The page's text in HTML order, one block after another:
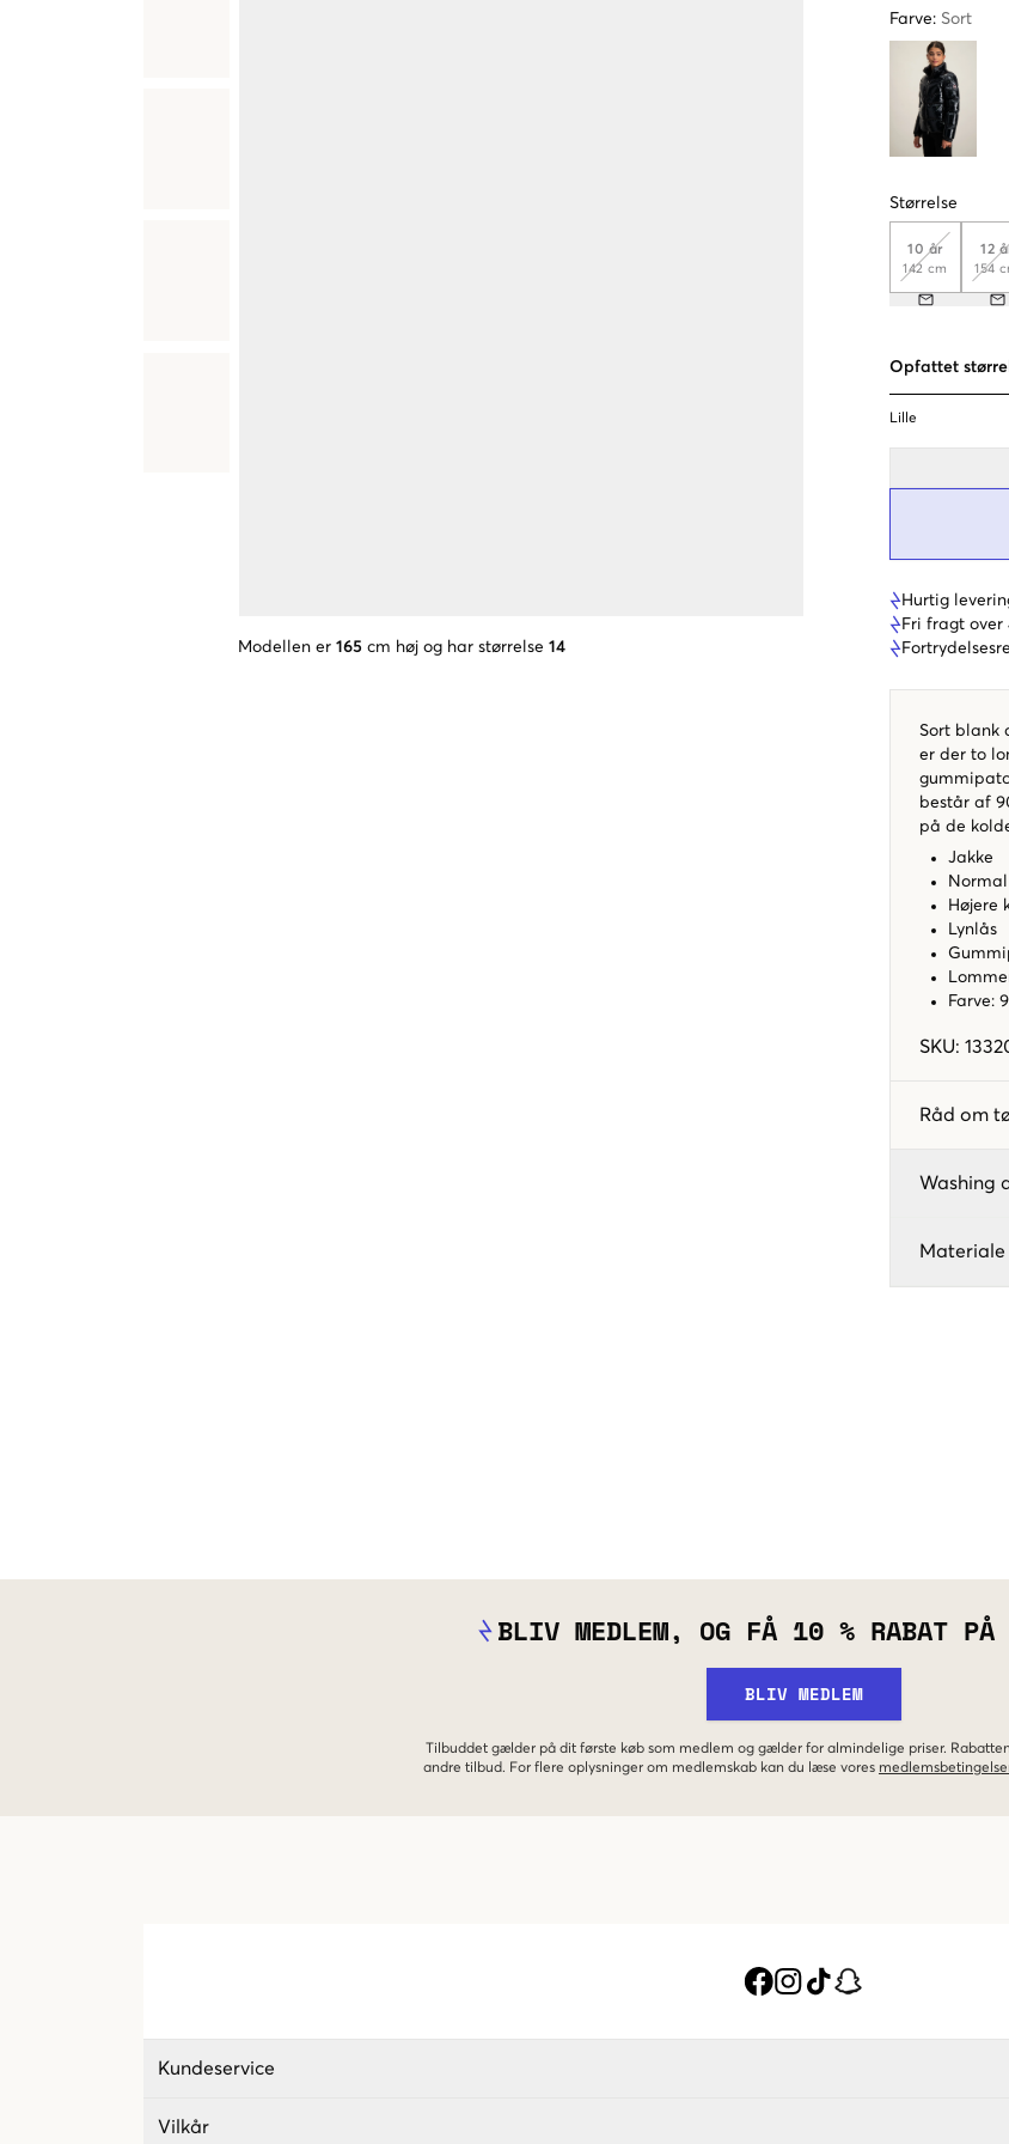
Modellen er 165 cm høj og har størrelse 14
Farve: Sort
Størrelse
10 år
142 cm
12
154
Opfattet
Lille
Hurtig
Fri fragt over
Sort blank
er der to
består af
på de
Jakke
Højere
Lynlås
Farve:
SKU:
Råd om
Washing
Materiale
BLIV MEDLEM, OG FÅ 10 % RABAT
BLIV MEDLEM
Tilbuddet gælder på dit første køb som medlem og gælder for almindelige priser.
andre tilbud. For flere oplysninger om medlemskab kan du læse vores
Kundeservice
Vilkår